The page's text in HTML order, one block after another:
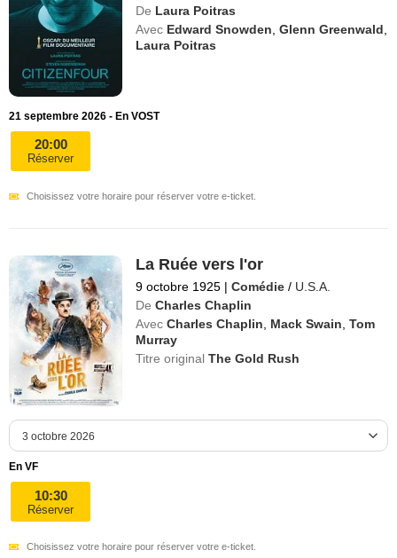
De Laura Poitras
Avec Edward Snowden ,Glenn Greenwald
Laura Poitras
21 septembre 2026 - En VOST
20:00
Réserver
Choisissez votre horaire pour réserver votre e-ticket.
La Ruée vers l'or
9 octobre 1925 | Comédie / U.S.A.
De Charles Chaplin
Avec Charles Chaplin Mack Swain ,Tom
Murray
Titre originalThe Gold Rush
En VF
10:30
Réserver
Choisissez votre horaire pour réserver votre e-ticket.